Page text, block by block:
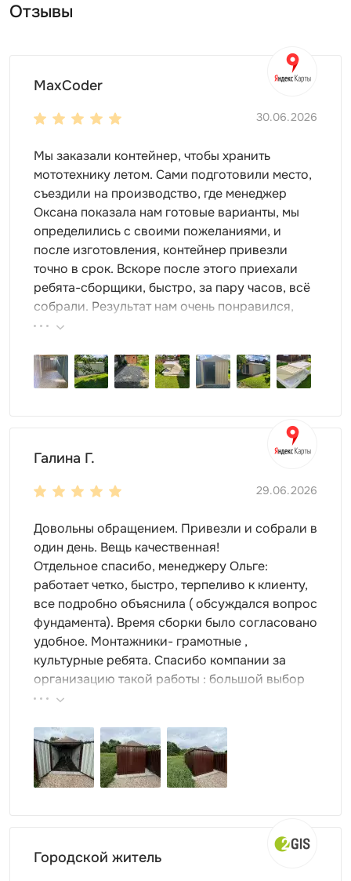
Отзывы
MaxCoder
30.06.2026
Мы заказали контейнер, чтобы хранить
мототехнику летом. Сами подготовили место,
съездили на производство, где менеджер
Оксана показала нам готовые варианты, мы
определились с своими пожеланиями, и
после изготовления, контейнер привезли
точно в срок. Вскоре после этого приехали
ребята-сборщики, быстро, за пару часов, всё
собрали. Результат нам очень понравился,
поэтому всем советуем эту фирму.
Галина Г.
29.06.2026
Довольны обращением. Привезли и собрали в
один день. Вещь качественная!
Отдельное спасибо, менеджеру Ольге:
работает четко, быстро, терпеливо к клиенту,
все подробно объяснила ( обсуждался вопрос
фундамента). Время сборки было согласовано
удобное. Монтажники- грамотные ,
культурные ребята. Спасибо компании за
организацию такой работы : большой выбор
продукции, реальные цены.
Городской житель